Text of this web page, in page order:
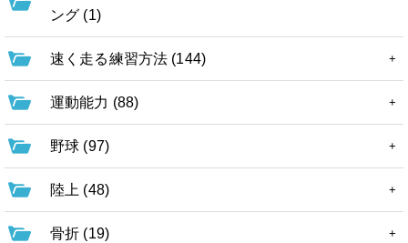
ング (1)
速く走る練習方法 (144)
運動能力 (88)
野球 (97)
陸上 (48)
骨折 (19)